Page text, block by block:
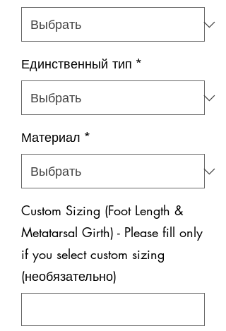
Единственный тип *
Материал *
Custom Sizing (Foot Length &
Metatarsal Girth) - Please fill only
if you select custom sizing
(необязательно)